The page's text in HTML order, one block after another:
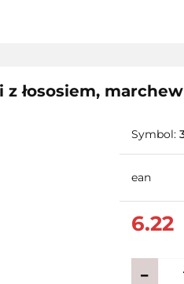
łososiem,
Symbol:
ean
6.22